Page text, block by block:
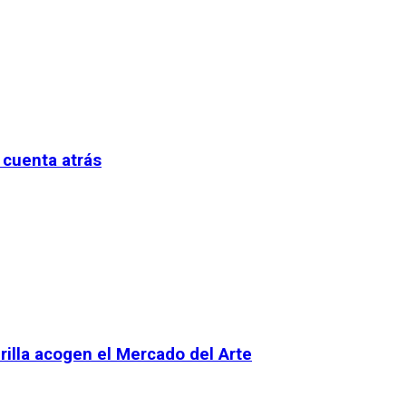
atrás
acogen el Mercado del Arte